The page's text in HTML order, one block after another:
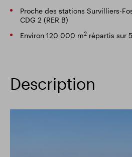
Proche des stations Survilliers-
CDG 2 (RER B)
Environ 120 000 m2 répartis sur
Description